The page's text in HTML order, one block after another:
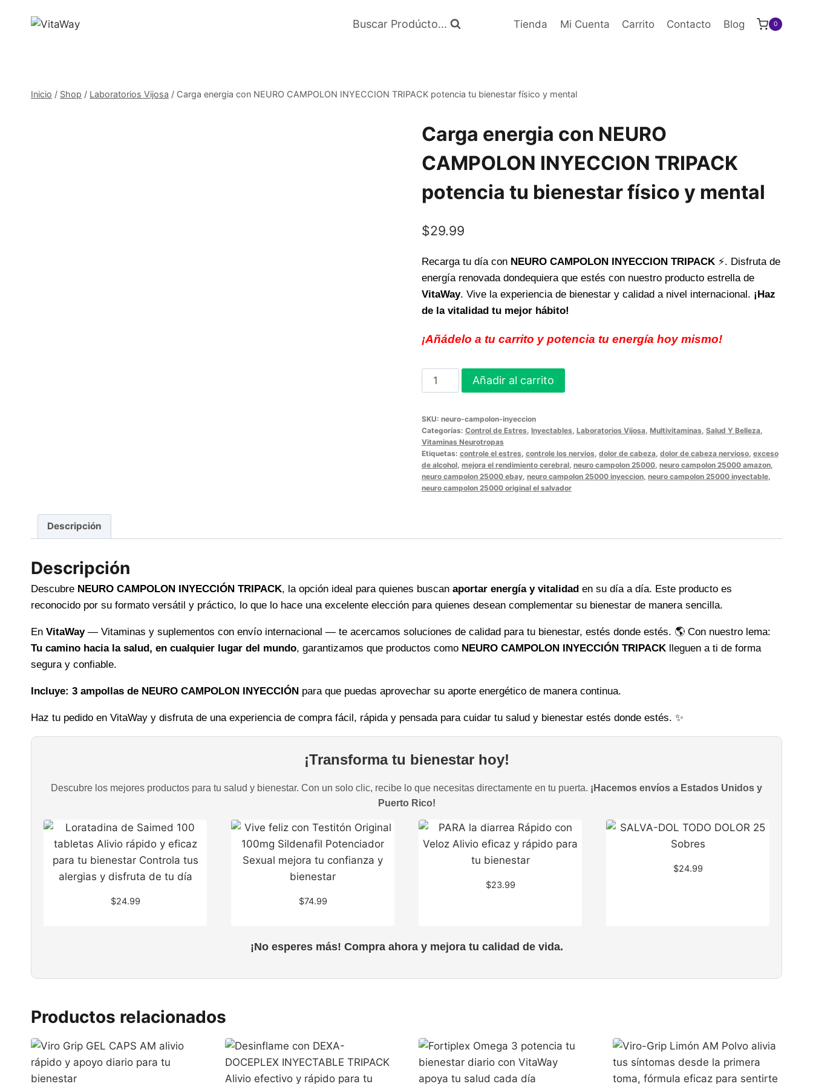
Buscar Prodúcto... Tienda Mi Cuenta Carrito Contacto Blog 0
Inicio / Shop / Laboratorios Vijosa / Carga energia con NEURO CAMPOLON INYECCION TRIPACK potencia tu bienestar físico y mental
Carga energia con NEURO
CAMPOLON INYECCION TRIPACK
potencia tu bienestar físico y mental
$29.99
Recarga tu día con NEURO CAMPOLON INYECCION TRIPACK⚡. Disfruta de
energía renovada dondequiera que estés con nuestro producto estrella de
VitaWay. Vive la experiencia de bienestar y calidad a nivel internacional. ¡Haz
de la vitalidad tu mejor hábito!
¡Añádelo a tu carrito y potencia tu energía hoy mismo!
Carga
energia
NEURO
CAMPOLON
INYECCION
TRIPACK
potencia
físico
cantidad
Añadir al carrito
SKU: neuro-campolon-inyeccion
Categorías: Control de Estres Inyectables Laboratorios Vijosa, Multivitaminas Salud Y Belleza,
Vitaminas Neurotropas
Etiquetas: controle el estres controle los nervios dolor de cabeza, dolor de cabeza nervioso, exceso
de alcohol, mejora el rendimiento cerebral, neuro campolon 25000, neuro campolon 25000 amazon,
neuro campolon 25000 ebay, neuro campolon 25000 inyeccion, neuro campolon 25000 inyectable,
neuro campolon 25000 original el salvador
Descripción
Descripción
Descubre NEURO CAMPOLON INYECCIÓN TRIPACK, la opción ideal para quienes buscan aportar energía y vitalidad en su día a día. Este producto es
reconocido por su formato versátil y práctico, lo que lo hace una excelente elección para quienes desean complementar su bienestar de manera sencilla.
En VitaWay— Vitaminas y suplementos con envío internacional — te acercamos soluciones de calidad para tu bienestar, estés donde estés. 🌎 Con nuestro lema:
Tu camino hacia la salud, en cualquier lugar del mundo, garantizamos que productos como NEURO CAMPOLON INYECCIÓN TRIPACK lleguen a ti de forma
segura y confiable.
Incluye: 3 ampollas de NEURO CAMPOLON INYECCIÓN para que puedas aprovechar su aporte energético de manera continua.
Haz tu pedido en VitaWay y disfruta de una experiencia de compra fácil, rápida y pensada para cuidar tu salud y bienestar estés donde estés. ✨
¡Transforma tu bienestar hoy!
Descubre los mejores productos para tu salud y bienestar. Con un solo clic, recibe lo que necesitas directamente en tu puerta. ¡Hacemos envíos a Estados Unidos y
Puerto Rico!
$24.99 $74.99
$23.99
$24.99
¡No esperes más! Compra ahora y mejora tu calidad de vida.
Productos relacionados